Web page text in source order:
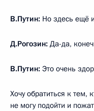
В.Путин: Но здесь ещё
Д.Рогозин: Да-да,
В.Путин: Это очень
Хочу обратиться к тем,
не могу подойти и